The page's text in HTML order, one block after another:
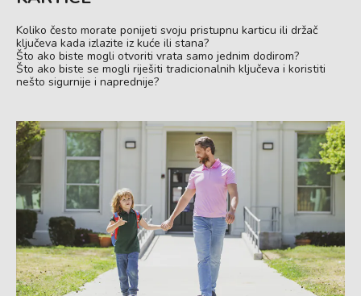
Koliko često morate ponijeti svoju pristupnu karticu ili držač
ključeva kada izlazite iz kuće ili stana?
Što ako biste mogli otvoriti vrata samo jednim dodirom?
Što ako biste se mogli riješiti tradicionalnih ključeva i koristiti
nešto sigurnije i naprednije?